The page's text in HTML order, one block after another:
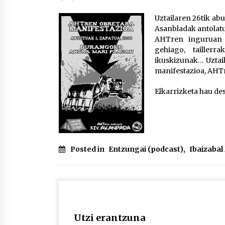
2026/07/16
POTTO: San Pedro jaietako bertso-
saioa
2026/07/09
Auritz Iñurrietaren margoak
ikusgai Uribitarte40 aretoan
2026/07/03
Uztailaren 26tik
Asanbladak
AHTren
gehiago,
ikuskizunak…
manifestazioa,
Elkarrizketa hau
Posted in Entzungai (podcast), Ibaizabal
Utzi erantzuna